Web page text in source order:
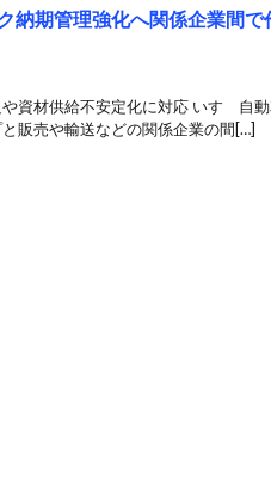
納期管理強化へ関係企業間
資材供給不安定化に対応 いすゞ自
販売や輸送などの関係企業の間[…]